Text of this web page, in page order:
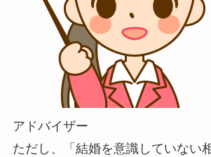
アドバイザー
ただし、「結婚を意識していない